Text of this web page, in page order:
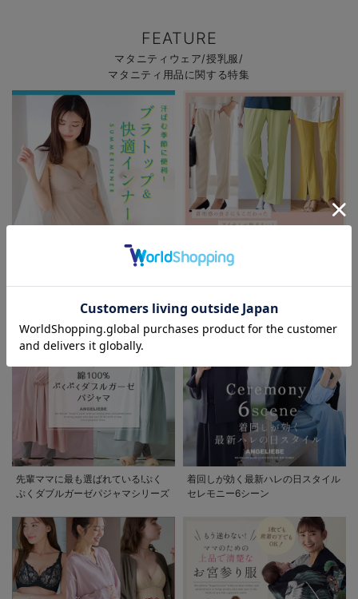
FEATURE
マタニティウェア/授乳服/
マタニティ用品に関する特集
春夏を快適に過ごせるマタニティパ
先輩ママに最も選ばれている!ぷく
ぷくダブルガーゼパジャマシリーズ
着回しが効く最新ハレの日スタイル
セレモニー6シーン
お気に入り商品を確認する